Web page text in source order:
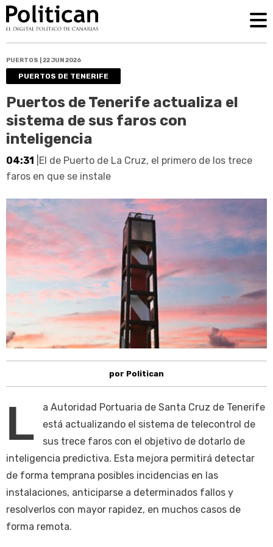
PUERTOS | 22 JUN 2026
PUERTOS DE TENERIFE
Puertos de Tenerife actualiza el
sistema de sus faros con
inteligencia
04:31 |El de Puerto de La Cruz, el primero de los trece
faros en que se instale
por Politican
L
a Autoridad Portuaria de Santa Cruz de Tenerife
está actualizando el sistema de telecontrol de
sus trece faros con el objetivo de dotarlo de
inteligencia predictiva. Esta mejora permitirá detectar
de forma temprana posibles incidencias en las
instalaciones, anticiparse a determinados fallos y
resolverlos con mayor rapidez, en muchos casos de
forma remota.